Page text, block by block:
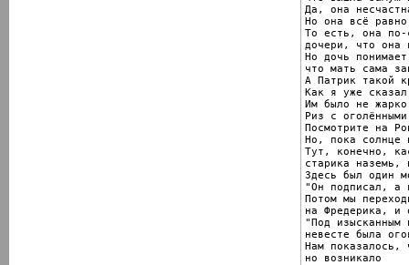
Да, она
Но она всё
То есть, она по-
дочери, что она
Но дочь
что мать сама
А Патрик такой
Как я уже
Им было не
Риз с
Посмотрите на
Но, пока солнце
Тут, конечно,
старика наземь,
Здесь был один
"Он подписал,
Потом мы
на Фредерика, и
"Под изысканным
невесте была
Нам показалось,
но возникало